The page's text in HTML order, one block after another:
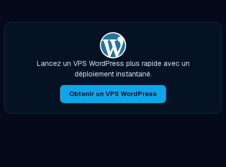
Lancez un VPS WordPress plus rapide avec un
déploiement instantané.
Obtenir un VPS WordPress